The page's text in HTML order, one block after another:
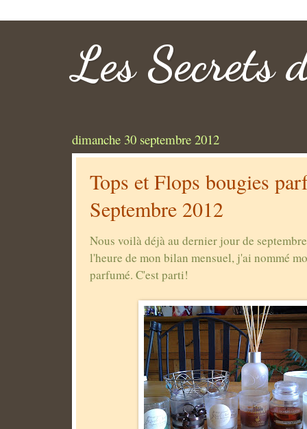
Les Secrets
dimanche 30 septembre 2012
Tops et Flops bougies
Septembre 2012
Nous voilà déjà au dernier jour de
l'heure de mon bilan mensuel, j'ai nommé
parfumé. C'est parti!